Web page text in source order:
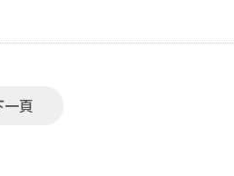
一頁